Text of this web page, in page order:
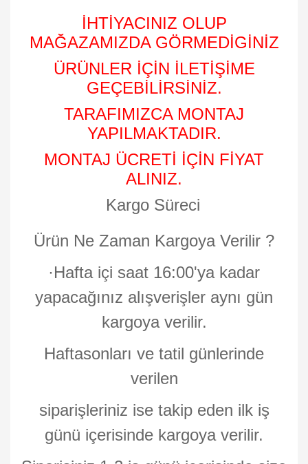
İHTİYACINIZ OLUP
MAĞAZAMIZDA GÖRMEDİGİNİZ
ÜRÜNLER İÇİN İLETİŞİME
GEÇEBİLİRSİNİZ.
TARAFIMIZCA MONTAJ
YAPILMAKTADIR.
MONTAJ ÜCRETİ İÇİN FİYAT
ALINIZ.
Kargo Süreci
Ürün Ne Zaman Kargoya Verilir ?
·Hafta içi saat 16:00'ya kadar
yapacağınız alışverişler aynı gün
kargoya verilir.
Haftasonları ve tatil günlerinde
verilen
siparişleriniz ise takip eden ilk iş
günü içerisinde kargoya verilir.